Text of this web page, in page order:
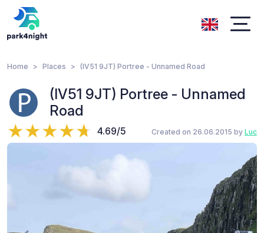
Home Places (IV51 9JT) Portree - Unnamed Road
(IV51 9JT) Portree - Unnamed
Road
4.69/5 Created on 26.06.2015 by Luc